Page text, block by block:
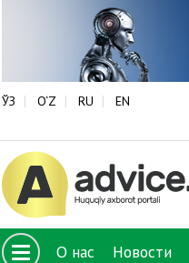
ЎЗ O‘Z RU EN
О нас Новости